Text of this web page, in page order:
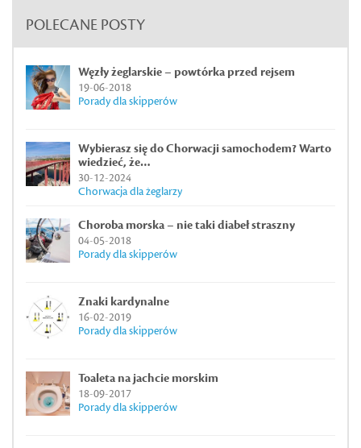
POLECANE POSTY
Węzły żeglarskie – powtórka przed rejsem
19-06-2018
Porady dla skipperów
Wybierasz się do Chorwacji samochodem? Warto
wiedzieć, że…
30-12-2024
Chorwacja dla żeglarzy
Choroba morska – nie taki diabeł straszny
04-05-2018
Porady dla skipperów
Znaki kardynalne
16-02-2019
Porady dla skipperów
Toaleta na jachcie morskim
18-09-2017
Porady dla skipperów